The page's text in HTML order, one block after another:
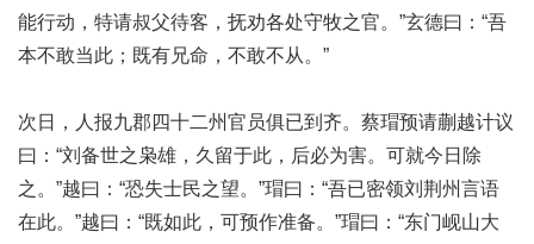
能行动，特请叔父待客，抚劝各处守牧之官。”玄德曰：“吾
本不敢当此；既有兄命，不敢不从。”
次日，人报九郡四十二州官员俱已到齐。蔡瑁预请蒯越计议
曰：“刘备世之枭雄，久留于此，后必为害。可就今日除
之。”越曰：“恐失士民之望。”瑁曰：“吾已密领刘荆州言语
在此。”越曰：“既如此，可预作准备。”瑁曰：“东门岘山大